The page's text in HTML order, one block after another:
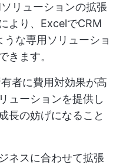
リューションの拡張
より、ExcelでCRM
な専用ソリューショ
きます。
者に費用対効果が高
ューションを提供し
長の妨げになること
ネスに合わせて拡張